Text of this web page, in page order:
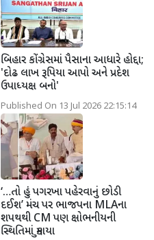
બિહાર કોંગ્રેસમાં પૈસાના આધારે હોદ્દા;
'દોઢ લાખ રૂપિયા આપો અને પ્રદેશ
ઉપાધ્યક્ષ બનો'
Published On 13 Jul 2026 22:15:14
‘…તો હું પગરખા પહેરવાનું છોડી
દઈશ’ મંચ પર ભાજપના MLAના
શપથથી CM પણ ક્ષોભનીયની
સ્થિતિમાં મુકાયા